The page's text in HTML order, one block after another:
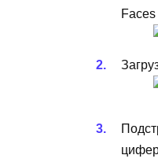
Faces